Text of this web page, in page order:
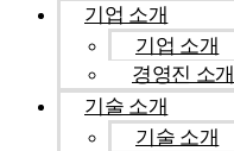
기업 소개
기업 소개
경영진 소개
기술 소개
기술 소개